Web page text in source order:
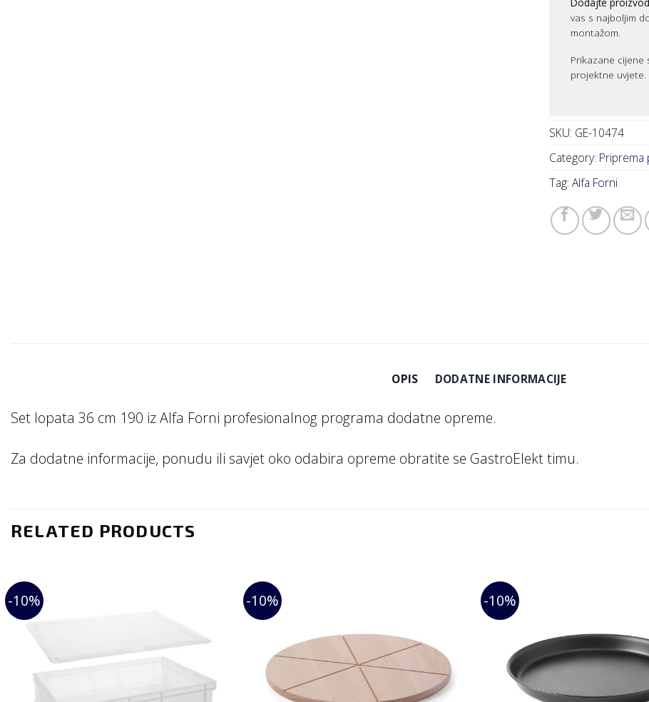
vas s najboljim
montažom.
Prikazane
projektne uvjete.
SKU: GE-10474
Category: Priprema
Tag: Alfa Forni
OPIS DODATNE INFORMACIJE
Set lopata 36 cm 190 iz Alfa Forni profesionalnog programa dodatne opreme.
Za dodatne informacije, ponudu ili savjet oko odabira opreme obratite se GastroElekt timu.
RELATED PRODUCTS
-10% -10% -10%